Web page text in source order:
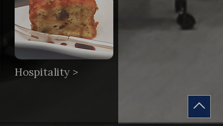
Hospitality >